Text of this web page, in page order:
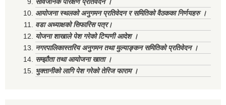
सार्वजनिक परिक्षण प्रतिवेदन ।
आयोजना स्थलको अनुगमन प्रतिवेदन र समितिको वैठकका निर्णयहरु ।
वडा अध्याक्षको सिफारिस पत्र।
योजना शाखाले पेश गरेको टिप्पणी आदेश ।
नगरपालिकास्तरिय अनुगमन तथा मुल्याङ्कन समितिको प्रतिवेदन ।
सम्झौता तथा आयोजना खाता ।
भुक्तानीको लागि पेश गरेको तेरिज फाराम ।